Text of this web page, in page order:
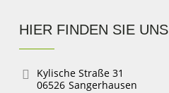
HIER FINDEN SIE UNS
Kylische Straße 31
06526 Sangerhausen